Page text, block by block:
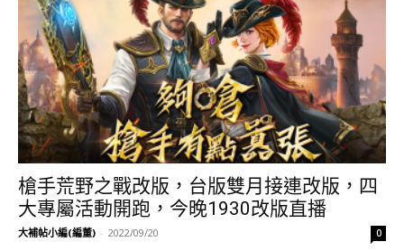
槍手荒野之戰改版，台版雙月接連改版，四
大專屬活動開跑，今晚1930改版直播
大補帖小編(編董) - 2022/09/20 0